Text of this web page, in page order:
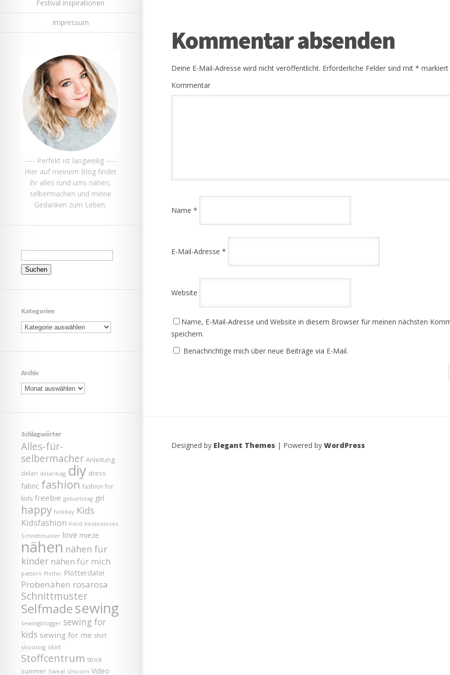
Festival inspirationen
Impressum
---- Perfekt ist langweilig ----
Hier auf meinem Blog findet
ihr alles rund ums nähen,
selbermachen und meine
Gedanken zum Leben.
Suchen
nach:
Kategorien
Kategorien
Archiv
Archiv
Schlagwörter
Alles-für-
selbermacher Anleitung
delari delaribag diy dress
fabric fashion fashion for
kids freebie geburtstag girl
happy holiday Kids
Kidsfashion Kleid kostenloses
Schnittmuster love mieze
nähen nähen für
kinder nähen für mich
pattern Plotter Plotterdatei
Probenähen rosarosa
Schnittmuster
Selfmadesewing
sewingblogger sewing for
kids sewing for me shirt
shooting skirt
Stoffcentrum Strick
summer Sweat Unicorn Video
Kommentar absenden
Deine E-Mail-Adresse wird nicht veröffentlicht. Erforderliche Felder sind mit * markiert
Kommentar
Name *
E-Mail-Adresse *
Website
Name, E-Mail-Adresse und Website in diesem Browser für meinen nächsten
speichern.
Benachrichtige mich über neue Beiträge via E-Mail.
Designed by Elegant Themes | Powered by WordPress